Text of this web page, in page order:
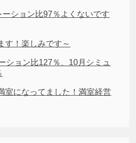
ション比97％よくないです
す！楽しみです～
ション比127％、10月シミュ
室になってました！満室経営